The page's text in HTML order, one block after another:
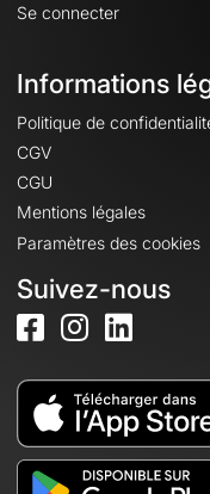
Se connecter
Informations
Politique de
CGV
CGU
Mentions légales
Paramètres des cookies
Suivez-nous